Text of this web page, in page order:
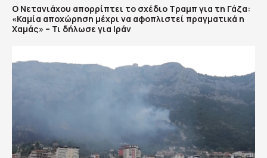
Ο Νετανιάχου απορρίπτει το σχέδιο Τραμπ για τη Γάζα:
«Καμία αποχώρηση μέχρι να αφοπλιστεί πραγματικά η
Χαμάς» – Τι δήλωσε για Ιράν